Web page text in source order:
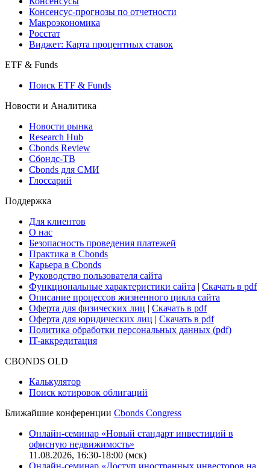
Поиск индексов
Страницы стран
Создать индекс
Консенсусы
Макроэкономика
Виджет: Карта процентных ставок
ETF & Funds
Поиск ETF & Funds
Новости и Аналитика
Новости рынка
Research Hub
Сбондс-ТВ
Глоссарий
Поддержка
Для клиентов
О нас
Безопасность проведения платежей
Практика в Cbonds
Карьера в Cbonds
Руководство пользователя сайта
Функциональные характеристики сайта|Скачать в pdf
Описание процессов жизненного цикла сайта
Оферта для юридических лиц
IT-аккредитация
Поиск котировок облигаций
Ближайшие конференцииCbonds Congress